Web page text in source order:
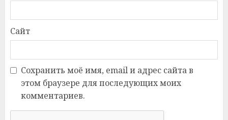
Сайт
Сохранить моё имя, email и адрес сайта в
этом браузере для последующих моих
комментариев.